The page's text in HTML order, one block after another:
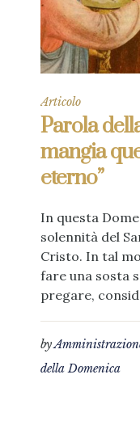
Articolo
Parola
mangia
eterno”
In questa
solennità del
Cristo. In tal
fare una sosta
pregare,
by
della Domenica